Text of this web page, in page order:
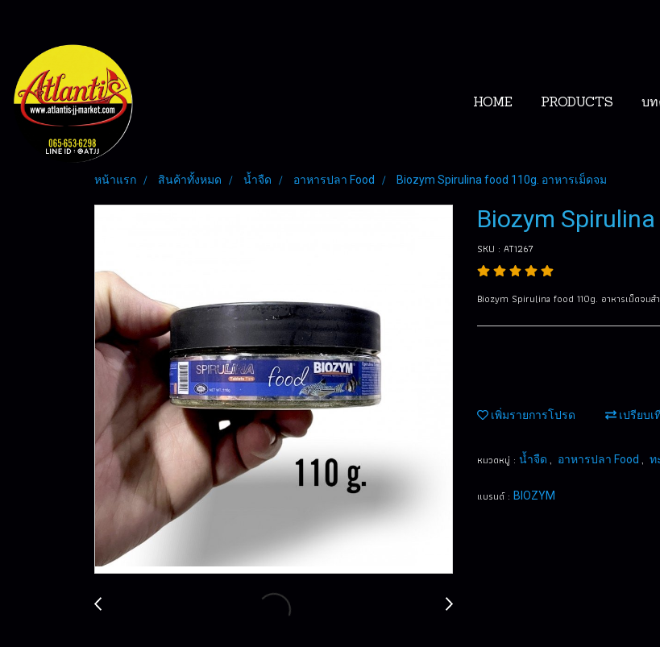
HOME PRODUCTS บท
หน้าแรก สินค้าทั้งหมด น้ำจืด อาหารปลา Food Biozym Spirulina food 110g. อาหารเม็ดจม
Biozym
SKU : AT1267
Biozym Spirulina food 110g. อาหารเม็ดจมส
เพิ่มรายการโปรด เปรียบเ
หมวดหมู่ : น้ำจืด , อาหารปลา Food , ท
แบรนด์ : BIOZYM